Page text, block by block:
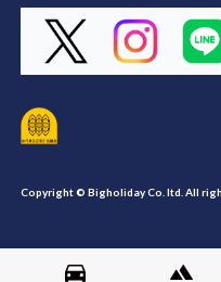
Copyright © Bigholiday Co. ltd. All